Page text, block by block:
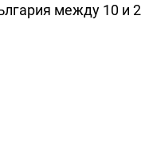
между 10 и